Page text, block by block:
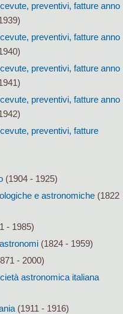
preventivi, fatture anno
preventivi, fatture anno
preventivi, fatture anno
preventivi, fatture anno
preventivi, fatture
(1904 - 1925)
e astronomiche(1822
- 1985)
(1824 - 1959)
- 2000)
astronomica italiana
(1911 - 1916)